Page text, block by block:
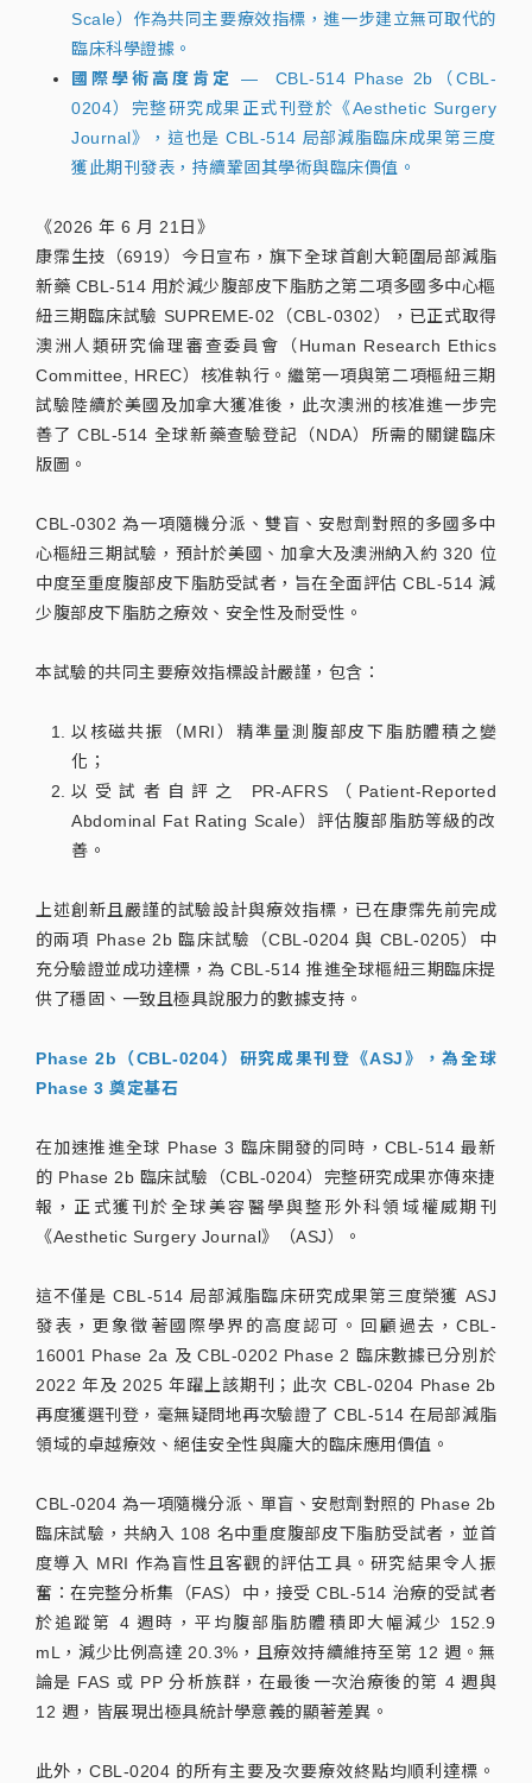
Scale）作為共同主要療效指標，進一步建立無可取代的
臨床科學證據。
國際學術高度肯定
—
CBL-514 Phase 2b（CBL-
0204）完整研究成果正式刊登於《Aesthetic Surgery
Journal》，這也是 CBL-514 局部減脂臨床成果第三度
獲此期刊發表，持續鞏固其學術與臨床價值。
《2026 年 6 月 21日》
康霈生技（6919）今日宣布，旗下全球首創大範圍局部減脂
新藥 CBL-514 用於減少腹部皮下脂肪之第二項多國多中心樞
紐三期臨床試驗 SUPREME-02（CBL-0302），已正式取得
澳洲人類研究倫理審查委員會（Human Research Ethics
Committee, HREC）核准執行。繼第一項與第二項樞紐三期
試驗陸續於美國及加拿大獲准後，此次澳洲的核准進一步完
善了 CBL-514 全球新藥查驗登記（NDA）所需的關鍵臨床
版圖。
CBL-0302 為一項隨機分派、雙盲、安慰劑對照的多國多中
心樞紐三期試驗，預計於美國、加拿大及澳洲納入約 320 位
中度至重度腹部皮下脂肪受試者，旨在全面評估 CBL-514 減
少腹部皮下脂肪之療效、安全性及耐受性。
本試驗的共同主要療效指標設計嚴謹，包含：
以核磁共振（MRI）精準量測腹部皮下脂肪體積之變
化；
以受試者自評之 PR-AFRS（Patient-Reported
Abdominal Fat Rating Scale）評估腹部脂肪等級的改
善。
上述創新且嚴謹的試驗設計與療效指標，已在康霈先前完成
的兩項 Phase 2b 臨床試驗（CBL-0204 與 CBL-0205）中
充分驗證並成功達標，為 CBL-514 推進全球樞紐三期臨床提
供了穩固、一致且極具說服力的數據支持。
Phase 2b（CBL-0204）研究成果刊登《ASJ》，為全球
Phase 3 奠定基石
在加速推進全球 Phase 3 臨床開發的同時，CBL-514 最新
的 Phase 2b 臨床試驗（CBL-0204）完整研究成果亦傳來捷
報，正式獲刊於全球美容醫學與整形外科領域權威期刊
《Aesthetic Surgery Journal》（ASJ）。
這不僅是 CBL-514 局部減脂臨床研究成果第三度榮獲 ASJ
發表，更象徵著國際學界的高度認可。回顧過去，CBL-
16001 Phase 2a 及 CBL-0202 Phase 2 臨床數據已分別於
2022 年及 2025 年躍上該期刊；此次 CBL-0204 Phase 2b
再度獲選刊登，毫無疑問地再次驗證了 CBL-514 在局部減脂
領域的卓越療效、絕佳安全性與龐大的臨床應用價值。
CBL-0204 為一項隨機分派、單盲、安慰劑對照的 Phase 2b
臨床試驗，共納入 108 名中重度腹部皮下脂肪受試者，並首
度導入 MRI 作為盲性且客觀的評估工具。研究結果令人振
奮：在完整分析集（FAS）中，接受 CBL-514 治療的受試者
於追蹤第 4 週時，平均腹部脂肪體積即大幅減少 152.9
mL，減少比例高達 20.3%，且療效持續維持至第 12 週。無
論是 FAS 或 PP 分析族群，在最後一次治療後的第 4 週與
12 週，皆展現出極具統計學意義的顯著差異。
此外，CBL-0204 的所有主要及次要療效終點均順利達標。